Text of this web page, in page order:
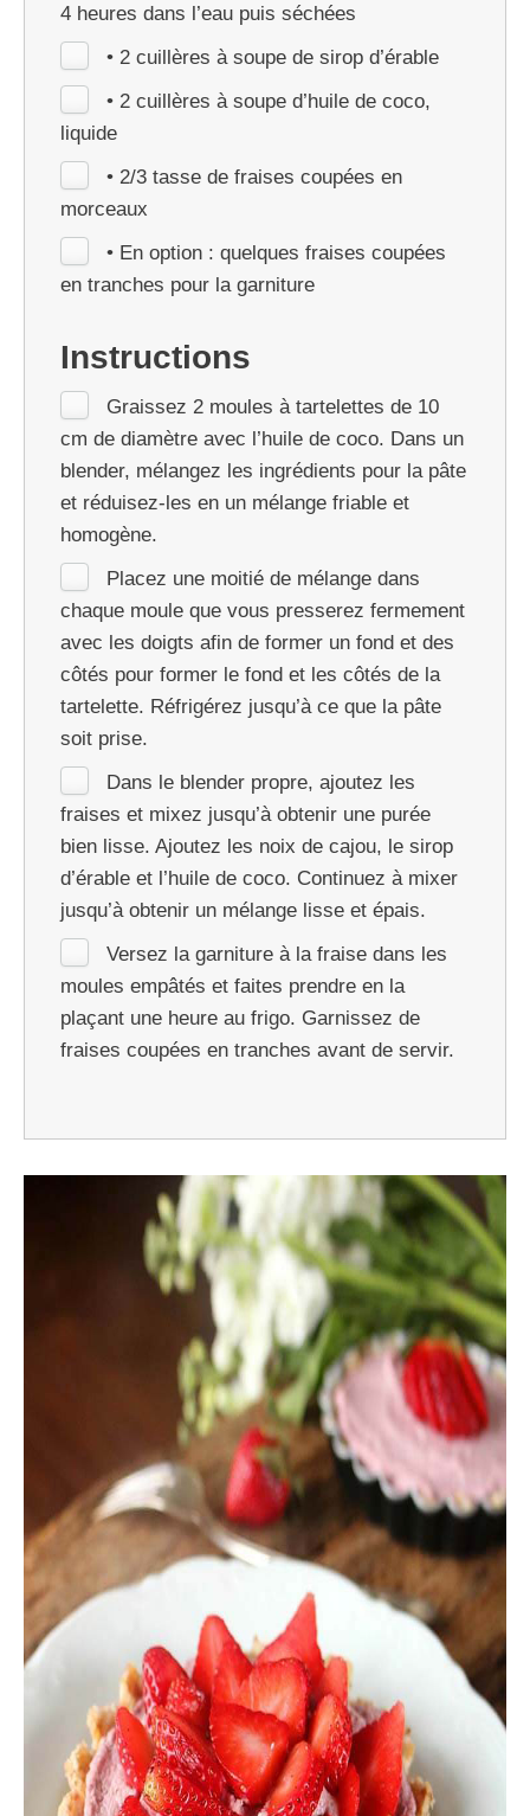
4 heures dans l’eau puis séchées
• 2 cuillères à soupe de sirop d’érable
• 2 cuillères à soupe d’huile de coco,
liquide
• 2/3 tasse de fraises coupées en
morceaux
• En option : quelques fraises coupées
en tranches pour la garniture
Instructions
Graissez 2 moules à tartelettes de 10
cm de diamètre avec l’huile de coco. Dans un
blender, mélangez les ingrédients pour la pâte
et réduisez-les en un mélange friable et
homogène.
Placez une moitié de mélange dans
chaque moule que vous presserez fermement
avec les doigts afin de former un fond et des
côtés pour former le fond et les côtés de la
tartelette. Réfrigérez jusqu’à ce que la pâte
soit prise.
Dans le blender propre, ajoutez les
fraises et mixez jusqu’à obtenir une purée
bien lisse. Ajoutez les noix de cajou, le sirop
d’érable et l’huile de coco. Continuez à mixer
jusqu’à obtenir un mélange lisse et épais.
Versez la garniture à la fraise dans les
moules empâtés et faites prendre en la
plaçant une heure au frigo. Garnissez de
fraises coupées en tranches avant de servir.